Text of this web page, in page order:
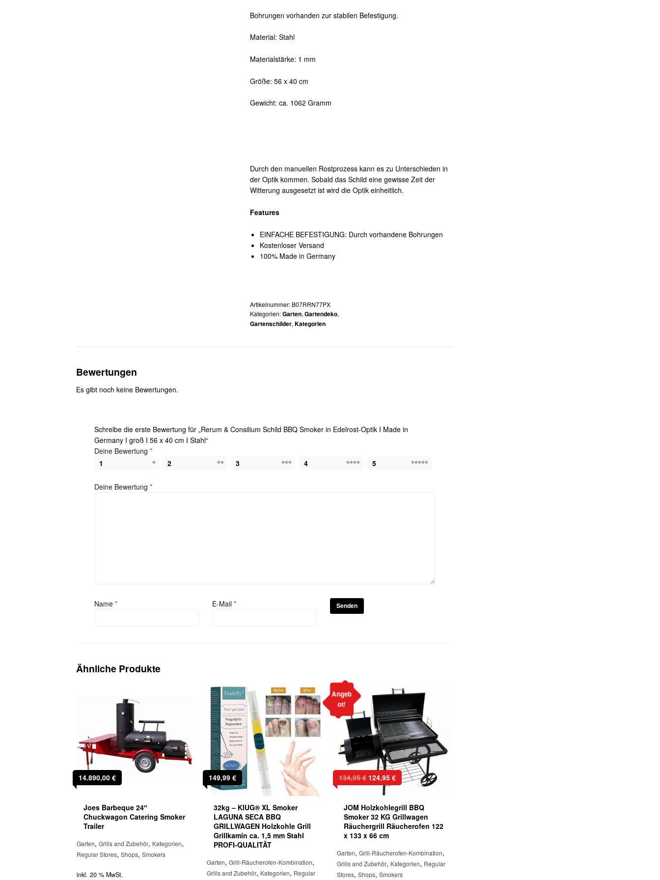
Bohrungen vorhanden zur stabilen Befestigung.
Material: Stahl
Materialstärke: 1 mm
Größe: 56 x 40 cm
Gewicht: ca. 1062 Gramm
Durch den manuellen Rostprozess kann es zu Unterschieden in
der Optik kommen. Sobald das Schild eine gewisse Zeit der
Witterung ausgesetzt ist wird die Optik einheitlich.
Features
EINFACHE BEFESTIGUNG: Durch vorhandene Bohrungen
Kostenloser Versand
100% Made in Germany
Artikelnummer: B07RRN77PX
Kategorien:Garten,Gartendeko,
Gartenschilder,Kategorien
Bewertungen
Es gibt noch keine Bewertungen.
Schreibe die erste Bewertung für „Rerum & Consilium Schild BBQ Smoker in Edelrost-Optik I Made in
Germany I groß I 56 x 40 cm I Stahl“
Deine Bewertung *
1
2 3 4 5
Deine Bewertung *
Name * E-Mail *
Ähnliche Produkte
14.890,00 €
Joes Barbeque 24″
Chuckwagon Catering Smoker
Trailer
Garten, Grills and Zubehör, Kategorien,
Regular Stores, Shops, Smokers
inkl. 20 % MwSt.
149,99 €
32kg – KIUG® XL Smoker
LAGUNA SECA BBQ
GRILLWAGEN Holzkohle Grill
Grillkamin ca. 1,5 mm Stahl
PROFI-QUALITÄT
Garten,Grill-Räucherofen-Kombination,
Grills and Zubehör, Kategorien, Regular
Angeb
ot!
134,95€ Ursprünglicher
Preis
134,95 €
124,95€Aktueller
Preis
124,95 €.
JOM Holzkohlegrill BBQ
Smoker 32 KG Grillwagen
Räuchergrill Räucherofen 122
x 133 x 66 cm
Garten,Grill-Räucherofen-Kombination,
Grills and Zubehör, Kategorien, Regular
Stores,Shops,Smokers